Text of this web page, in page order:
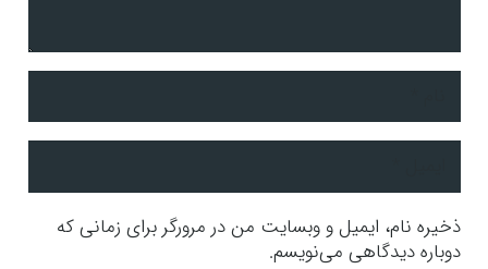
ذخیره نام، ایمیل و وبسایت من در مرورگر برای زمانی که
دوباره دیدگاهی می‌نویسم.